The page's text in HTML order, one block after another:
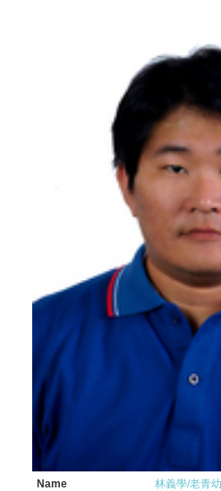
Name
林義學/老青